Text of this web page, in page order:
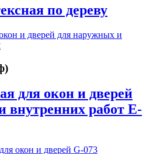
по дереву
для окон и дверей
внутренних работ E-